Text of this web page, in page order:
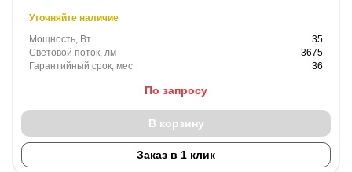
Уточняйте наличие
Мощность, Вт
35
Световой поток, лм
3675
Гарантийный срок, мес
36
По запросу
В корзину
Заказ в 1 клик